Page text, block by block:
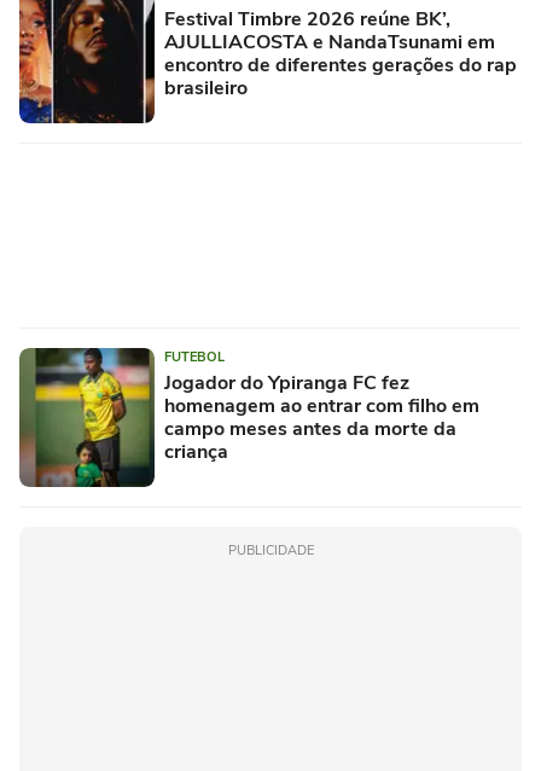
Festival Timbre 2026 reúne BK’,
AJULLIACOSTA e NandaTsunami em
encontro de diferentes gerações do rap
brasileiro
FUTEBOL
Jogador do Ypiranga FC fez
homenagem ao entrar com filho em
campo meses antes da morte da
criança
PUBLICIDADE